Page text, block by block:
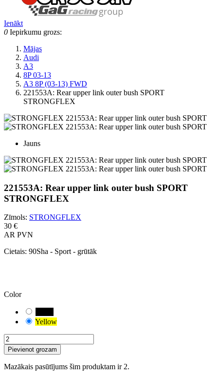
Ienākt
0 Iepirkumu grozs:
Mājas
Audi
A3
8P 03-13
A3 8P (03-13) FWD
221553A: Rear upper link outer bush SPORT
STRONGFLEX
Jauns
221553A: Rear upper link outer bush SPORT
STRONGFLEX
Zīmols: STRONGFLEX
30 €
AR PVN
Cietais: 90Sha - Sport - grūtāk
Color
Yellow
Pievienot grozam
Mazākais pasūtījums šim produktam ir 2.